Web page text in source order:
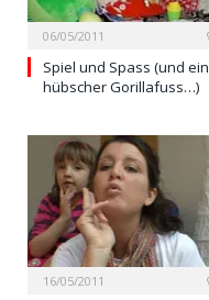
06/05/2011
Spiel und Spass (und ein
hübscher Gorillafuss…)
16/05/2011